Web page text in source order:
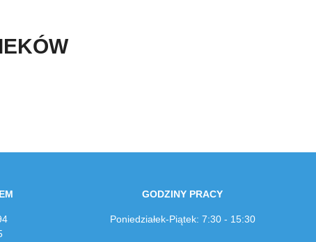
GODZINY PRACY
Poniedziałek-Piątek: 7:30 - 15:30